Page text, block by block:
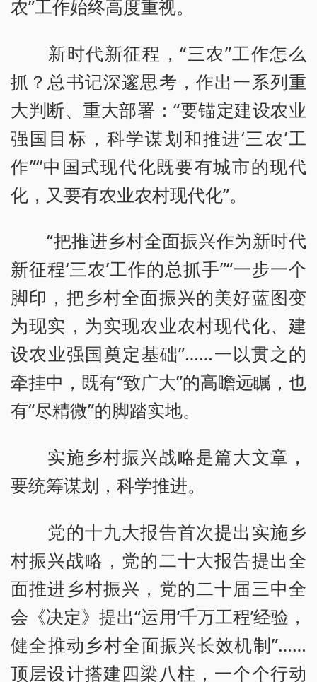
农”工作始终高度重视。
新时代新征程，“三农”工作怎么
抓？总书记深邃思考，作出一系列重
大判断、重大部署：“要锚定建设农业
强国目标，科学谋划和推进‘三农’工
作”“中国式现代化既要有城市的现代
化，又要有农业农村现代化”。
“把推进乡村全面振兴作为新时代
新征程‘三农’工作的总抓手”“一步一个
脚印，把乡村全面振兴的美好蓝图变
为现实，为实现农业农村现代化、建
设农业强国奠定基础”……一以贯之的
牵挂中，既有“致广大”的高瞻远瞩，也
有“尽精微”的脚踏实地。
实施乡村振兴战略是篇大文章，
要统筹谋划，科学推进。
党的十九大报告首次提出实施乡
村振兴战略，党的二十大报告提出全
面推进乡村振兴，党的二十届三中全
会《决定》提出“运用‘千万工程’经验，
健全推动乡村全面振兴长效机制”……
顶层设计搭建四梁八柱，一个个行动